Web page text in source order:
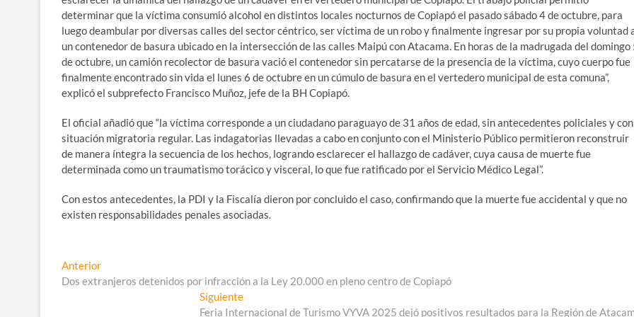
determinar que la víctima consumió alcohol en distintos locales nocturnos de Copiapó el pasado sábado 4 de octubre, para
luego deambular por diversas calles del sector céntrico, ser víctima de un robo y finalmente ingresar por su propia voluntad
un contenedor de basura ubicado en la intersección de las calles Maipú con Atacama. En horas de la madrugada del domingo
de octubre, un camión recolector de basura vació el contenedor sin percatarse de la presencia de la víctima, cuyo cuerpo fue
finalmente encontrado sin vida el lunes 6 de octubre en un cúmulo de basura en el vertedero municipal de esta comuna”,
explicó el subprefecto Francisco Muñoz, jefe de la BH Copiapó.
El oficial añadió que “la víctima corresponde a un ciudadano paraguayo de 31 años de edad, sin antecedentes policiales y con
situación migratoria regular. Las indagatorias llevadas a cabo en conjunto con el Ministerio Público permitieron reconstruir
de manera íntegra la secuencia de los hechos, logrando esclarecer el hallazgo de cadáver, cuya causa de muerte fue
determinada como un traumatismo torácico y visceral, lo que fue ratificado por el Servicio Médico Legal”.
Con estos antecedentes, la PDI y la Fiscalía dieron por concluido el caso, confirmando que la muerte fue accidental y que no
existen responsabilidades penales asociadas.
Navegación
de
AnteriorEntrada
anterior:
Dos extranjeros detenidos por infracción a la Ley 20.000 en pleno centro de Copiapó
SiguienteEntrada
siguiente:
Feria Internacional de Turismo VYVA 2025 dejó positivos resultados para la Región de